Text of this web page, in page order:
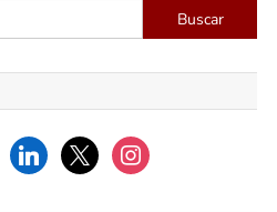
Buscar:
linkedinx instagram